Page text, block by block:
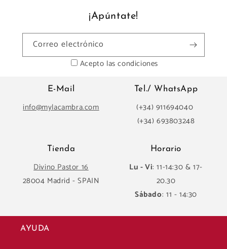
¡Apúntate!
Correo electrónico
Acepto las condiciones
E-Mail
info@mylacambra.com
Tel./ WhatsApp
(+34) 911694040
(+34) 693803248
Tienda
Divino Pastor 16
28004 Madrid - SPAIN
Horario
Lu - Vi: 11-14:30 & 17-
20.30
Sábado: 11 - 14:30
AYUDA